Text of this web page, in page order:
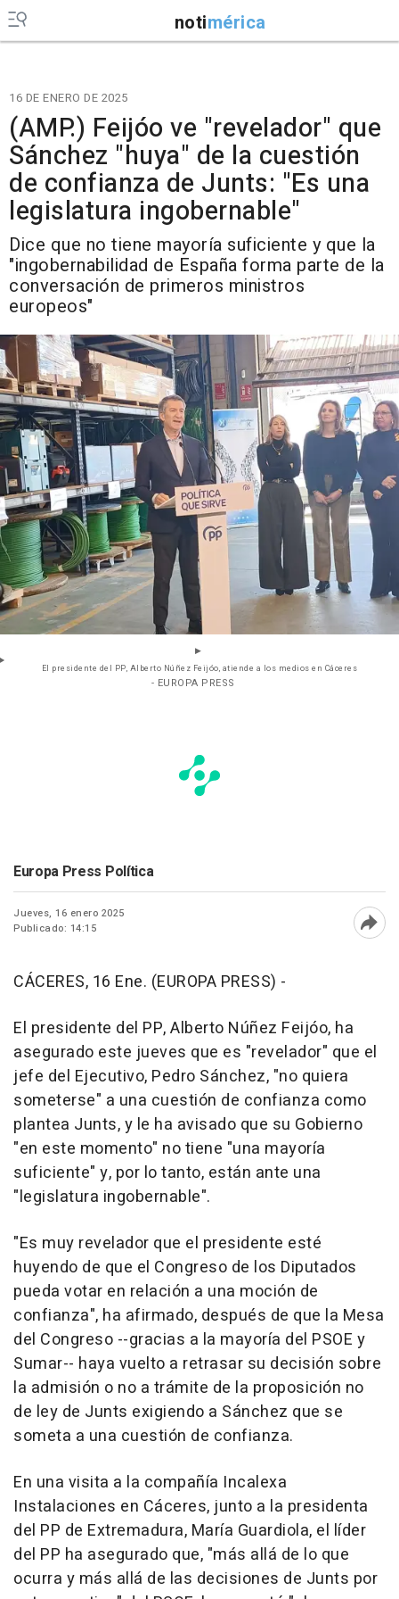
notimérica
16 DE ENERO DE 2025
(AMP.) Feijóo ve "revelador" que
Sánchez "huya" de la cuestión
de confianza de Junts: "Es una
legislatura ingobernable"
Dice que no tiene mayoría suficiente y que la
"ingobernabilidad de España forma parte de la
conversación de primeros ministros
europeos"
El presidente del PP, Alberto Núñez Feijóo, atiende a los medios en Cáceres
- EUROPA PRESS
Europa Press Política
Jueves, 16 enero 2025
Publicado: 14:15
CÁCERES, 16 Ene. (EUROPA PRESS) -
El presidente del PP, Alberto Núñez Feijóo, ha
asegurado este jueves que es "revelador" que el
jefe del Ejecutivo, Pedro Sánchez, "no quiera
someterse" a una cuestión de confianza como
plantea Junts, y le ha avisado que su Gobierno
"en este momento" no tiene "una mayoría
suficiente" y, por lo tanto, están ante una
"legislatura ingobernable".
"Es muy revelador que el presidente esté
huyendo de que el Congreso de los Diputados
pueda votar en relación a una moción de
confianza", ha afirmado, después de que la Mesa
del Congreso --gracias a la mayoría del PSOE y
Sumar-- haya vuelto a retrasar su decisión sobre
la admisión o no a trámite de la proposición no
de ley de Junts exigiendo a Sánchez que se
someta a una cuestión de confianza.
En una visita a la compañía Incalexa
Instalaciones en Cáceres, junto a la presidenta
del PP de Extremadura, María Guardiola, el líder
del PP ha asegurado que, "más allá de lo que
ocurra y más allá de las decisiones de Junts por